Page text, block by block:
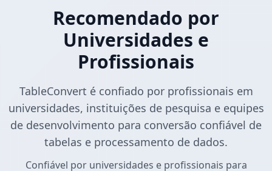
Recomendado por
Universidades e
Profissionais
TableConvert é confiado por profissionais em
universidades, instituições de pesquisa e equipes
de desenvolvimento para conversão confiável de
tabelas e processamento de dados.
Confiável por universidades e profissionais para